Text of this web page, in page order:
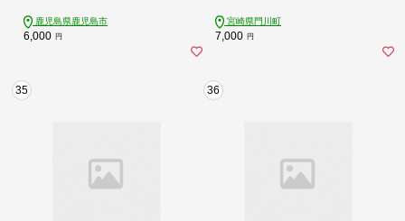
鹿児島県鹿児島市
6,000 円
陽】宮崎県門川町
7,000 円
35 36